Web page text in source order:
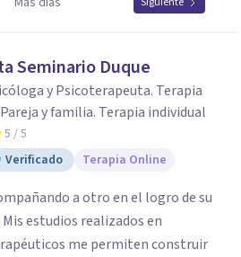
Seminario Duque
y Psicoterapeuta. Terapia
y familia. Terapia individual
5 / 5
Verificado
Terapia Online
a otro en el logro de su
me permiten construir